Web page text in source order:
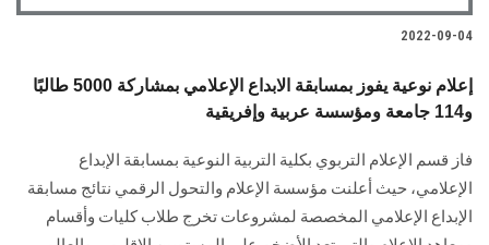
سجل الان
2022-09-04
إعلام نوعية يفوز بمسابقة الابداع الإعلامي بمشاركة 5000 طالبًا
و114 جامعة ومؤسسة عربية وإفريقية
فاز قسم الإعلام التربوي بكلية التربية النوعية بمسابقة الإبداع
الإعلامي، حيث أعلنت مؤسسة الإعلام والتحول الرقمي نتائج مسابقة
الإبداع الإعلامي المخصصة لمشروعات تخرج طلاب كليات وأقسام